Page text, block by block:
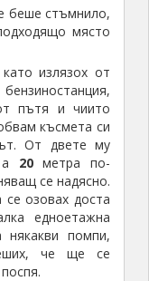
беше стъмнило,
място
излязох от
пътя и чиито
късмета си
От двете му
20метра по-
се надясно.
се озовах доста
едноетажна
помпи,
че ще се